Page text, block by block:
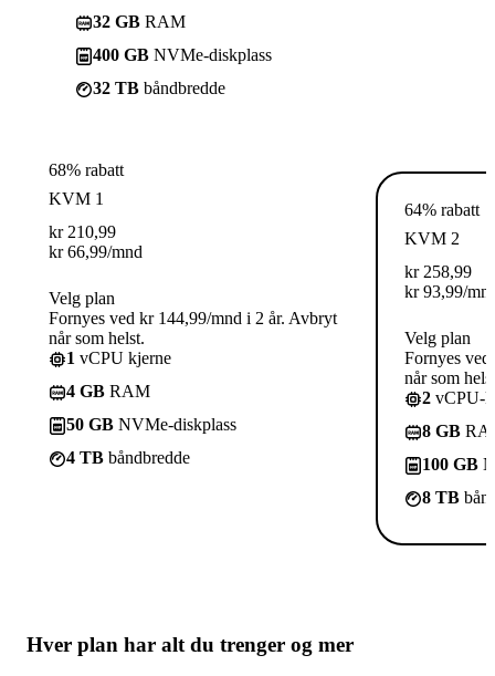
32 GB RAM
400 GB NVMe-diskplass
32 TB båndbredde
68% rabatt
KVM 1
kr 210,99
kr 66,99/mnd
Velg plan
Fornyes ved kr 144,99/mnd i 2 år. Avbryt
når som helst.
1 vCPU kjerne
4 GB RAM
50 GB NVMe-diskplass
4 TB båndbredde
64% rabatt
KVM 2
kr 258,99
kr 93,99/
Velg plan
Fornyes
når som
2 vCPU-
8 GB
100 GB
8 TB
Hver plan har alt du trenger og mer